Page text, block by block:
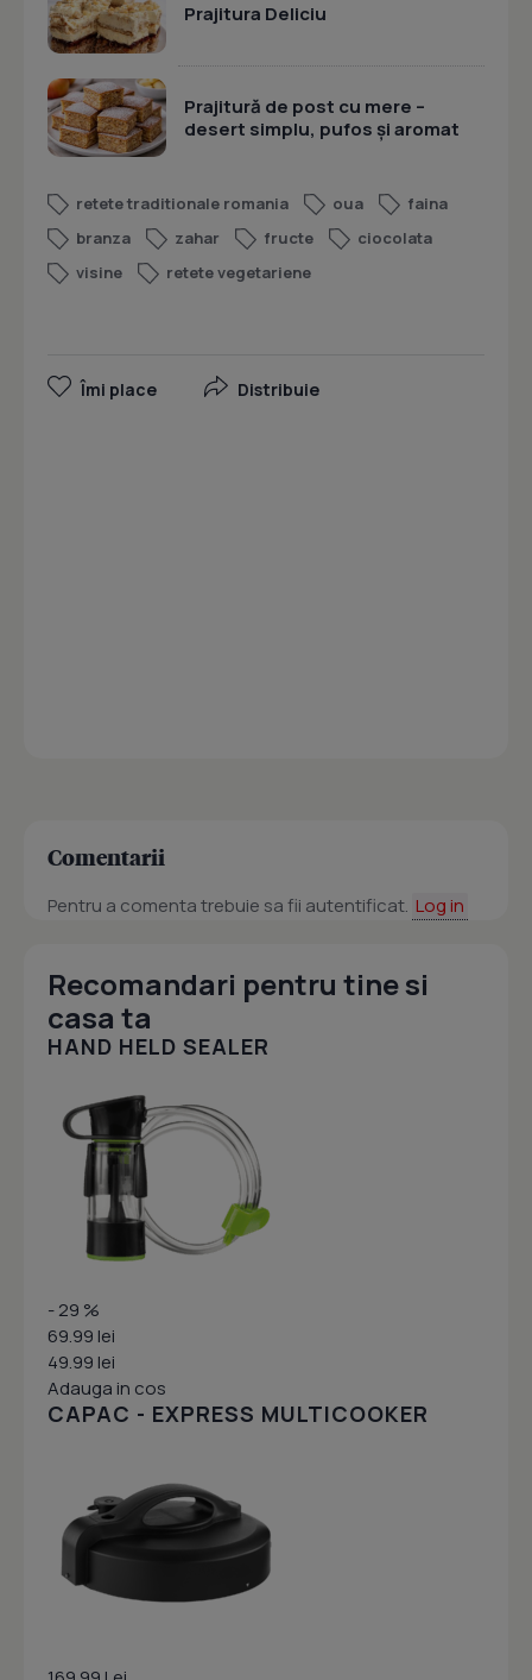
Prajitura Deliciu
Prajitură de post cu mere –
desert simplu, pufos și aromat
retete traditionale romania oua
faina
branza
zahar fructe
ciocolata
visine
retete vegetariene
Îmi place Distribuie
Comentarii
Pentru a comenta trebuie sa fii autentificat. Log in
Recomandari pentru tine si
casa ta
HAND HELD SEALER
- 29 %
69.99 lei
49.99 lei
Adauga in cos
CAPAC - EXPRESS MULTICOOKER